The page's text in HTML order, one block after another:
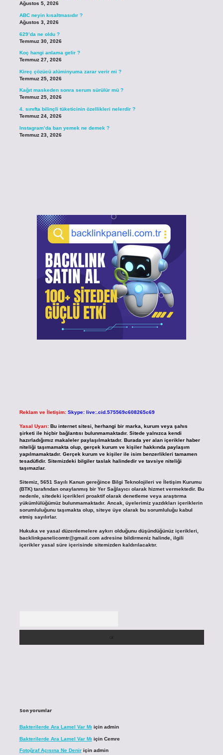
Ağustos 5, 2026
ABC neyin kısaltmasıdır ?
Ağustos 3, 2026
629’da ne oldu ?
Temmuz 30, 2026
Koç hangi anlama gelir ?
Temmuz 27, 2026
Kireç çözücü alüminyuma zarar verir mi ?
Temmuz 25, 2026
Kağıt maskeden sonra serum sürülür mü ?
Temmuz 25, 2026
4. sınıfta bilinçli tüketicinin özellikleri nelerdir ?
Temmuz 24, 2026
Instagram’da ban yemek ne demek ?
Temmuz 23, 2026
Reklam ve İletişim: Skype: live:.cid.575569c608265c69
Yasal Uyarı: Bu internet sitesi, herhangi bir marka, kurum veya şahıs
şirketi ile hiçbir bağlantısı bulunmamaktadır. Sitede yalnızca kendi
hazırladığımız makaleler paylaşılmaktadır. Burada yer alan içerikler haber
niteliği taşımamakta olup, gerçek kurum ve kişiler hakkında paylaşım
yapılmamaktadır. Gerçek kurum ve kişiler ile isim benzerlikleri tamamen
tesadüfidir. Sitemizdeki bilgiler taslak halindedir ve tavsiye niteliği
taşımazlar.
Sitemiz, 5651 Sayılı Kanun gereğince Bilgi Teknolojileri ve İletişim Kurumu
(BTK) tarafından onaylanmış bir Yer Sağlayıcı olarak hizmet vermektedir. Bu
nedenle, sitedeki içerikleri proaktif olarak denetleme veya araştırma
yükümlülüğümüz bulunmamaktadır. Ancak, üyelerimiz yazdıkları içeriklerin
sorumluluğunu taşımakta olup, siteye üye olarak bu sorumluluğu kabul
etmiş sayılırlar.
Hukuka ve yasal düzenlemelere aykırı olduğunu düşündüğünüz içerikleri,
backlinkpanelicomtr@gmail.comadresine bildirmeniz halinde, ilgili
içerikler yasal süre içerisinde sitemizden kaldırılacaktır.
Son yorumlar
Bakterilerde Ara Lamel Var Mı için admin
Bakterilerde Ara Lamel Var Mı için Cemre
Fotoğraf Açısına Ne Deniriçin admin